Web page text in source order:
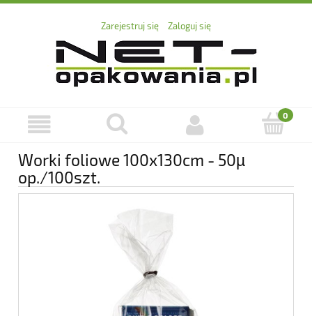
Zarejestruj się Zaloguj się
Worki foliowe 100x130cm - 50µ
op./100szt.